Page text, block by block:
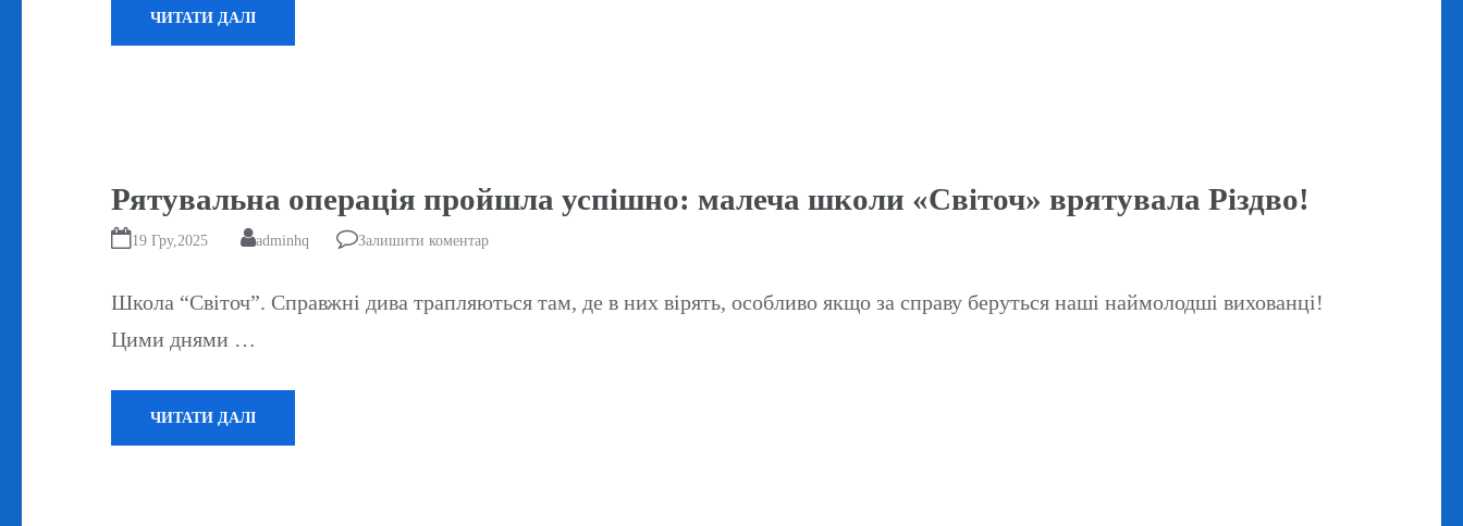
ЧИТАТИ ДАЛІ
Рятувальна операція пройшла успішно: малеча школи «Світоч» врятувала Різдво!
19 Гру,2025 adminhq Залишити коментар
Школа “Світоч”. Справжні дива трапляються там, де в них вірять, особливо якщо за справу беруться наші наймолодші вихованці!
Цими днями …
ЧИТАТИ ДАЛІ